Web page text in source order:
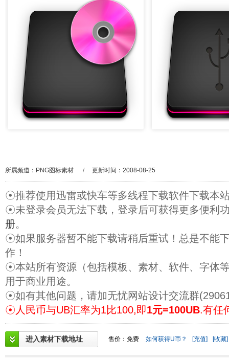
所属频道： PNG图标素材 / 更新时间：2008-08-25
☉推荐使用迅雷或快车等多线程下载软件下载本
☉未登录会员无法下载，登录后可获得更多便利
册。
☉如果服务器暂不能下载请稍后重试！总是不能
作！
☉本站所有资源（包括模板、素材、软件、字体
用于商业用途。
☉如有其他问题，请加无忧网站设计交流群
☉人民币与UB汇率为1比100,即1元=100UB.有任
进入素材下载地址 售价：免费 如何获得U币？ [充值] [收藏]